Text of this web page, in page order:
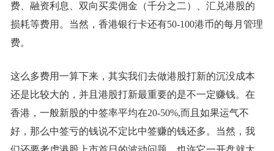
费、融资利息、双向买卖佣金（千分之二）、汇兑港股的
损耗等费用。当然，香港银行卡还有50-100港币的每月管理
费。
这么多费用一算下来，其实我们去做港股打新的沉没成本
还是比较大的，并且港股打新最重要的是不一定赚钱。在
香港，一般新股的中签率平均在20-50%,而且如果运气不
好，那么中签亏的钱说不定比中签赚的钱还多。当然，我